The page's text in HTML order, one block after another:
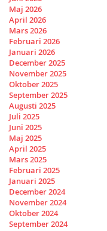
Maj 2026
April 2026
Mars 2026
Februari 2026
Januari 2026
December 2025
November 2025
Oktober 2025
September 2025
Augusti 2025
Juli 2025
Juni 2025
Maj 2025
April 2025
Mars 2025
Februari 2025
Januari 2025
December 2024
November 2024
Oktober 2024
September 2024